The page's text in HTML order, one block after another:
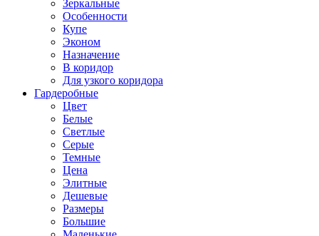
Зеркальные
Особенности
Купе
Эконом
Назначение
В коридор
Для узкого коридора
Гардеробные
Цвет
Белые
Светлые
Серые
Темные
Цена
Элитные
Дешевые
Размеры
Большие